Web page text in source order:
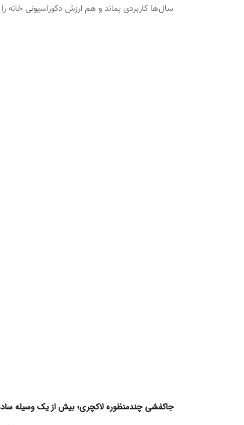
سال‌ها کاربردی بماند و هم ارزش دکوراسیونی خانه
جاکفشی چندمنظوره لاکچری؛ بیش از یک وسیله